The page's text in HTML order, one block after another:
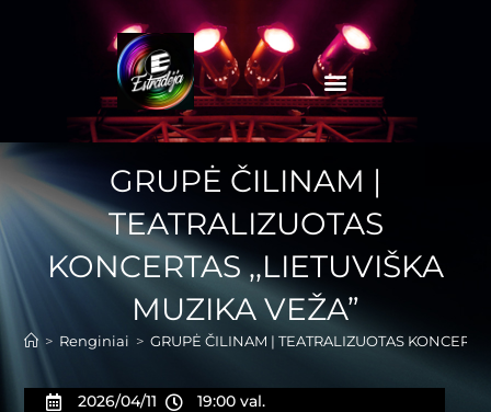
GRUPĖ ČILINAM |
TEATRALIZUOTAS
KONCERTAS ,,LIETUVIŠKA
MUZIKA VEŽA”
> Renginiai > GRUPĖ ČILINAM | TEATRALIZUOTAS
2026/04/11
19:00 val.